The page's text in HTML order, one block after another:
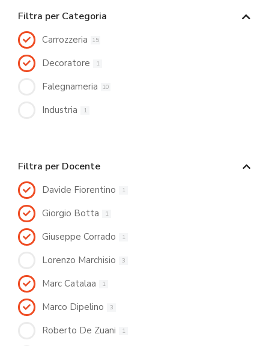
Filtra per Categoria
Carrozzeria 15
Decoratore 1
Falegnameria 10
Industria 1
Filtra per Docente
Davide Fiorentino 1
Giorgio Botta 1
Giuseppe Corrado 1
Lorenzo Marchisio 3
Marc Catalaa 1
Marco Dipelino 3
Roberto De Zuani 1